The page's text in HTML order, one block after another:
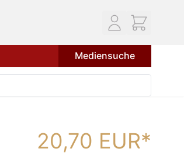
Mediensuche
20,70 EUR